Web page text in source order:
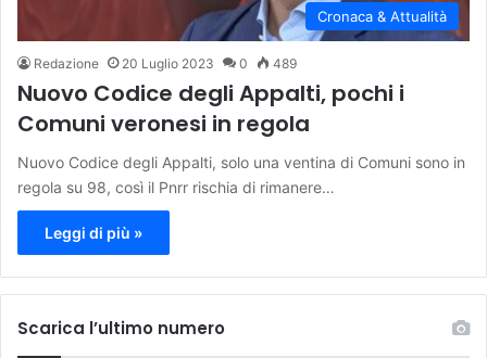
Cronaca & Attualità
Redazione 20 Luglio 2023 0 489
Nuovo Codice degli Appalti, pochi i
Comuni veronesi in regola
Nuovo Codice degli Appalti, solo una ventina di Comuni sono in
regola su 98, così il Pnrr rischia di rimanere…
Leggi di più »
Scarica l’ultimo numero